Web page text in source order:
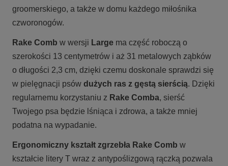
groomerskiego, a także w domu każdego miłośnika
czworonogów.
Rake Comb w wersji Large ma część roboczą o
szerokości 13 centymetrów i aż 31 metalowych ząbków
o długości 2,3 cm, dzięki czemu doskonale sprawdzi się
w pielęgnacji psów dużych ras z gęstą sierścią. Dzięki
regularnemu korzystaniu z Rake Comba, sierść
Twojego psa będzie lśniąca i zdrowa, a także mniej
podatna na wypadanie.
Ergonomiczny kształt zgrzebła Rake Comb w
kształcie litery T wraz z antypoślizgową rączką pozwala